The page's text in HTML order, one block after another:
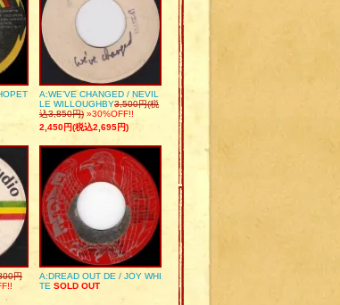
A:WE’VE CHANGED / NEVIL
LE WILLOUGHBY3,500円(税
込3,850円) »30%OFF!!
2,450円(税込2,695円)
円
A:DREAD OUT DE / JOY WHI
TE SOLD OUT